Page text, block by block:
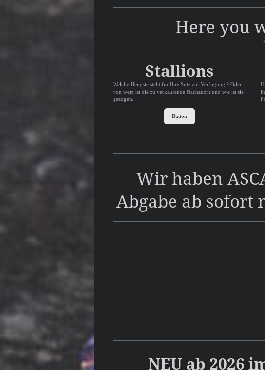
Here you
Stallions
Welche Hengste steht für Ihre Sute zur Verfügung ? Oder
von wem ist die zu verkaufende Nachzucht und wie ist sie
gezogen.
Button
Wir haben
Abgabe ab sofort
NEU ab 2026